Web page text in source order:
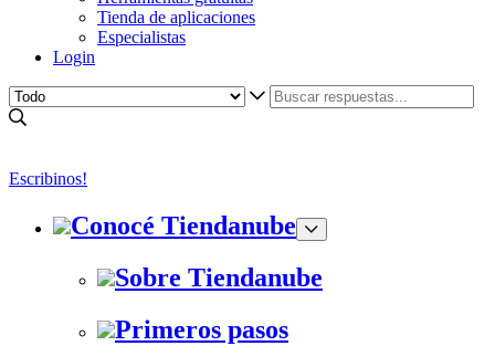
Tienda de aplicaciones
Especialistas
Login
Escribinos!
Conocé Tiendanube
Sobre Tiendanube
Primeros pasos